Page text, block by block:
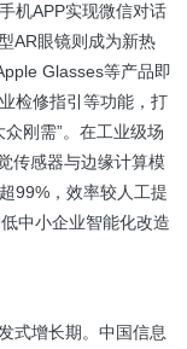
机APP实现微信对话
AR眼镜则成为新热
Glasses等产品即
检修指引等功能，打
刚需”。在工业级场
传感器与边缘计算模
99%，效率较人工提
中小企业智能化改造
式增长期。中国信息